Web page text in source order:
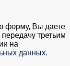
форму, Вы даете
третьим
на
данных.